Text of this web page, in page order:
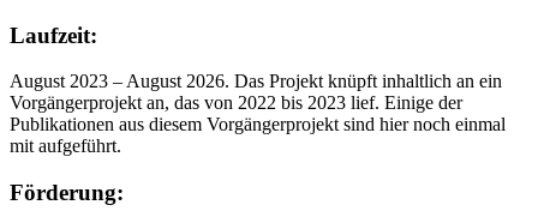
Laufzeit:
August 2023 – August 2026. Das Projekt knüpft inhaltlich an ein
Vorgängerprojekt an, das von 2022 bis 2023 lief. Einige der
Publikationen aus diesem Vorgängerprojekt sind hier noch einmal
mit aufgeführt.
Förderung: